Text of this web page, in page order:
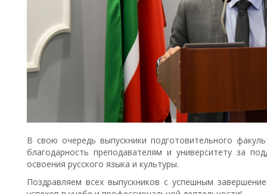
В свою очередь выпускники подготовительного
благодарность преподавателям и университету за
освоения русского языка и культуры.
Поздравляем всех выпускников с успешным